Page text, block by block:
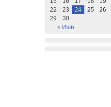
« Июн
22
23 24 25 26
29
30